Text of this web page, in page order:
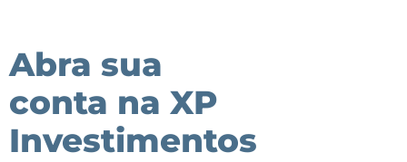
Abra sua
conta na XP
Investimentos